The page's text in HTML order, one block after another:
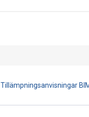
Tillämpningsanvisningar